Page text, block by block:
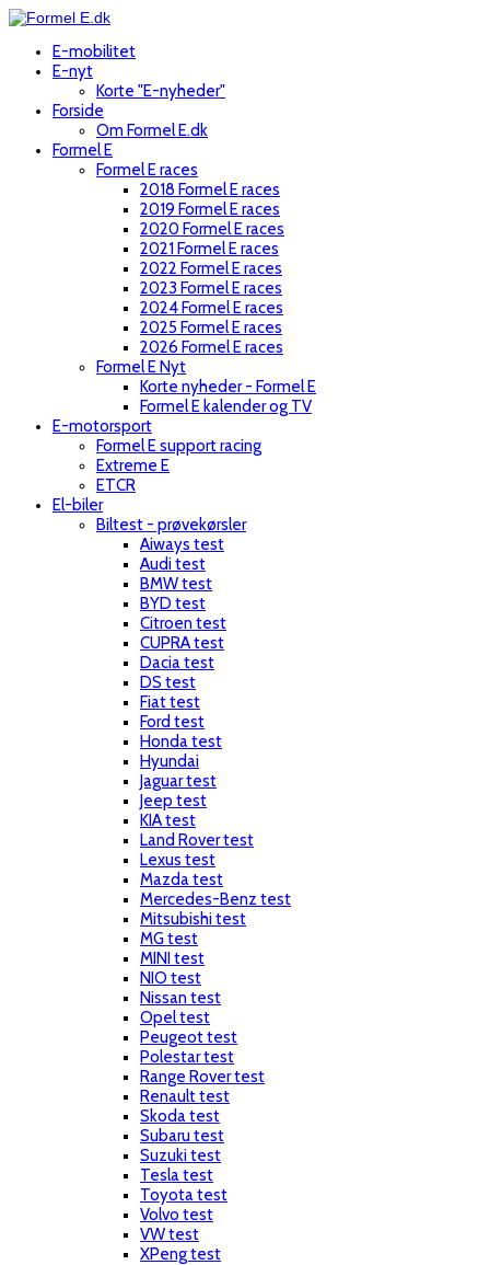
E-mobilitet
E-nyt
Korte "E-nyheder"
Forside
Om Formel E.dk
Formel E
Formel E races
2018 Formel E races
2019 Formel E races
2020 Formel E races
2021 Formel E races
2022 Formel E races
2023 Formel E races
2024 Formel E races
2025 Formel E races
2026 Formel E races
Formel E Nyt
Korte nyheder - Formel E
Formel E kalender og TV
E-motorsport
Formel E support racing
Extreme E
ETCR
El-biler
Biltest - prøvekørsler
Aiways test
Audi test
BMW test
BYD test
Citroen test
CUPRA test
Dacia test
DS test
Fiat test
Ford test
Honda test
Hyundai
Jaguar test
Jeep test
KIA test
Land Rover test
Lexus test
Mazda test
Mercedes-Benz test
Mitsubishi test
MG test
MINI test
NIO test
Nissan test
Opel test
Peugeot test
Polestar test
Range Rover test
Renault test
Skoda test
Subaru test
Suzuki test
Tesla test
Toyota test
Volvo test
VW test
XPeng test